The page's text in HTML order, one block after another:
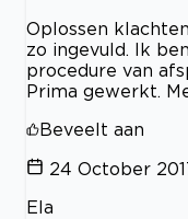
Oplossen
zo ingevuld. Ik
procedure van
Prima gewerkt.
Beveelt aan
24 October
Ela